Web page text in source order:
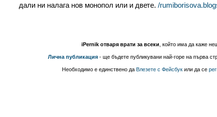
дали ни налага нов монопол или и двете. /
iPernik отваря врати за всеки , който има да каже
Лична публикация - ще бъдете публикувани най-горе на първа
Необходимо е единствено да Влезете с Фейсбукили да се